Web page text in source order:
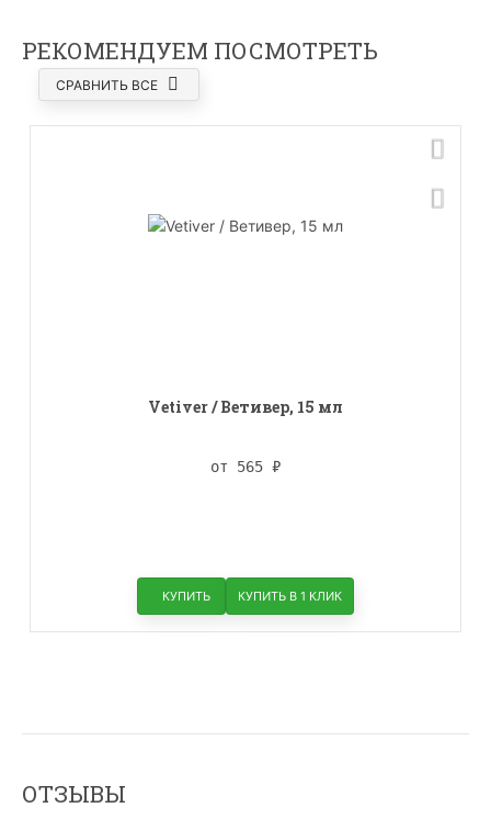
РЕКОМЕНДУЕМ ПОСМОТРЕТЬ
СРАВНИТЬ ВСЕ
Vetiver / Ветивер, 15 мл
от 565 ₽
КУПИТЬ КУПИТЬ В 1 КЛИК
ОТЗЫВЫ